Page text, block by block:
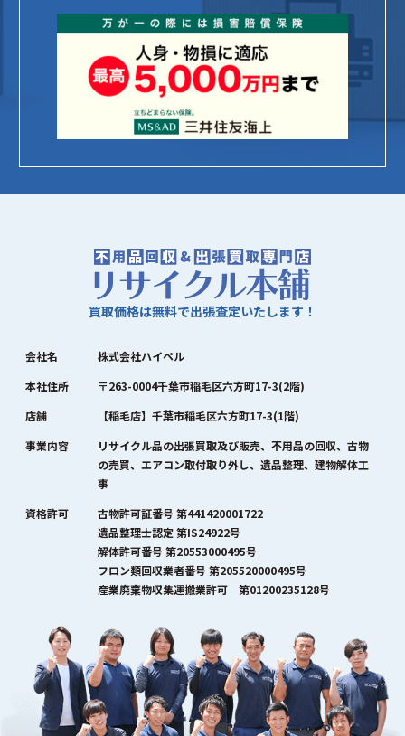
買取価格は無料で出張査定いたします！
会社名
株式会社ハイペル
本社住所
〒263-0004千葉市稲毛区六方町17-3(2階)
店舗
【稲毛店】千葉市稲毛区六方町17-3(1階)
事業内容
リサイクル品の出張買取及び販売、不用品の回収、古物
の売買、エアコン取付取り外し、遺品整理、建物解体工
事
資格許可
古物許可証番号 第441420001722
遺品整理士認定 第IS24922号
解体許可番号 第20553000495号
フロン類回収業者番号 第205520000495号
産業廃棄物収集運搬業許可 第01200235128号